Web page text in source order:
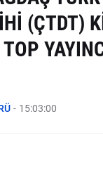
(ÇTDT)
- 15:03:00